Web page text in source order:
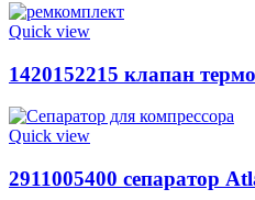
Quick view
1420152215 клапан
Quick view
2911005400 сепаратор